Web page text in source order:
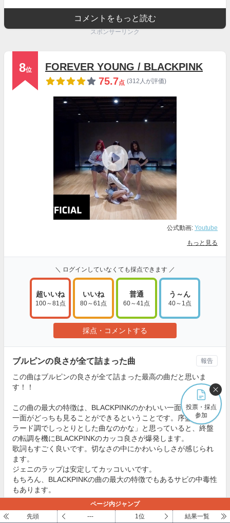
コメントをもっと読む
スポンサーリンク
8位
FOREVER YOUNG / BLACKPINK
75.7点 (312人が評価)
公式動画: Youtube
もっと見る
＼ ログインしていなくても採点できます ／
超いいね
100～81点
いいね
80～61点
普通
60～41点
う～ん
40～1点
採点・コメントする
ブルピンの良さが全て詰まった曲
この曲はブルピンの良さが全て詰まった最高の曲だと思いま
す！！
この曲の最大の特徴は、BLACKPINKのかわいい一面とクールな
一面がどっちも見ることができるということです。序盤、「バ
ラード調でしっとりとした曲なのかな」と思っていると、終盤
の転調を機にBLACKPINKのカッコ良さが爆発します。
歌詞もすごく良いです。切なさの中にかわいらしさが感じられ
ます。
ジェニのラップは安定してカッコいいです。
もちろん、BLACKPINKの曲の最大の特徴でもあるサビの中毒性
もあります。
また、個人的にこの曲はジスの良さがすごく出ていると思いま
[続きを読む]
報告
投票・採点
参加
ページ内ジャンプ
先頭
--- 1位 結果一覧